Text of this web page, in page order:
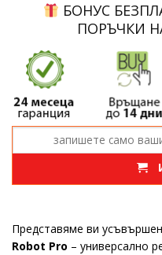
БОНУС
ПОРЪЧКИ
Представяме ви
Robot Pro – универсално